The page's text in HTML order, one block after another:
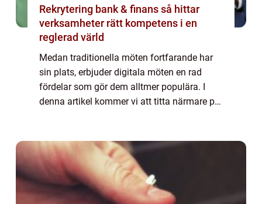
Rekrytering bank & finans så hittar
verksamheter rätt kompetens i en
reglerad värld
Medan traditionella möten fortfarande har
sin plats, erbjuder digitala möten en rad
fördelar som gör dem alltmer populära. I
denna artikel kommer vi att titta närmare på